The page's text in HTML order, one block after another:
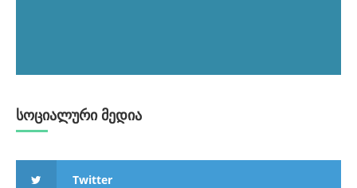
სოციალური მედია
Twitter